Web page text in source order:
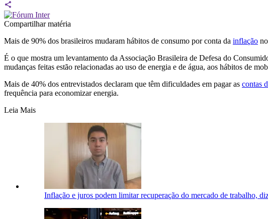
Compartilhar matéria
Mais de 90% dos brasileiros mudaram hábitos de consumo por conta da inflação
É o que mostra um levantamento da Associação Brasileira de Defesa do
mudanças feitas estão relacionadas ao uso de energia e de água, aos hábitos de
Mais de 40% dos entrevistados declaram que têm dificuldades em pagar as contas
frequência para economizar energia.
Leia Mais
Inflação e juros podem limitar recuperação do mercado de trabalho,